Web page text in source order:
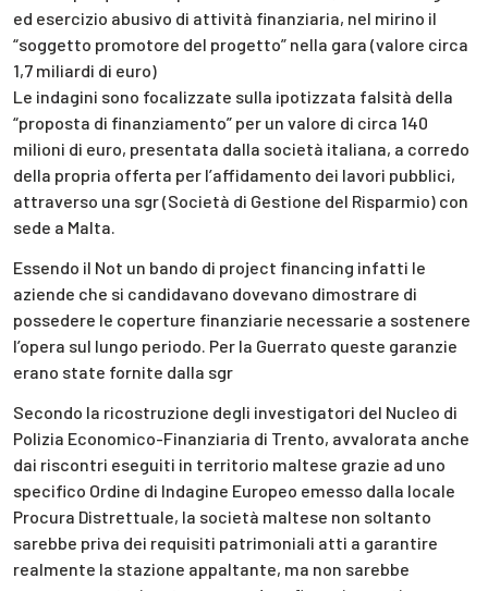
ed esercizio abusivo di attività finanziaria, nel mirino il
“soggetto promotore del progetto” nella gara (valore circa
1,7 miliardi di euro)
Le indagini sono focalizzate sulla ipotizzata falsità della
“proposta di finanziamento” per un valore di circa 140
milioni di euro, presentata dalla società italiana, a corredo
della propria offerta per l’affidamento dei lavori pubblici,
attraverso una sgr (Società di Gestione del Risparmio) con
sede a Malta.
Essendo il Not un bando di project financing infatti le
aziende che si candidavano dovevano dimostrare di
possedere le coperture finanziarie necessarie a sostenere
l’opera sul lungo periodo. Per la Guerrato queste garanzie
erano state fornite dalla sgr
Secondo la ricostruzione degli investigatori del Nucleo di
Polizia Economico-Finanziaria di Trento, avvalorata anche
dai riscontri eseguiti in territorio maltese grazie ad uno
specifico Ordine di Indagine Europeo emesso dalla locale
Procura Distrettuale, la società maltese non soltanto
sarebbe priva dei requisiti patrimoniali atti a garantire
realmente la stazione appaltante, ma non sarebbe